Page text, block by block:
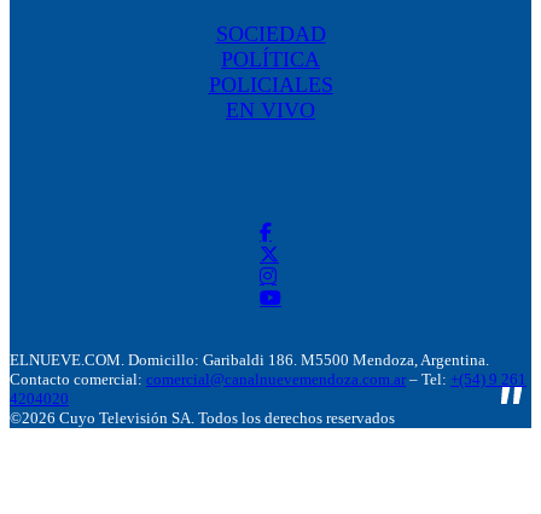
SOCIEDAD
POLÍTICA
POLICIALES
EN VIVO
ELNUEVE.COM. Domicillo: Garibaldi 186. M5500 Mendoza, Argentina.
Contacto comercial: comercial@canalnuevemendoza.com.ar – Tel: +(54) 9 261
4204020
©2026 Cuyo Televisión SA. Todos los derechos reservados